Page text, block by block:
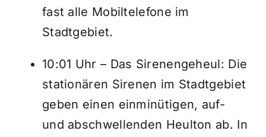
fast alle Mobiltelefone im
Stadtgebiet.
10:01 Uhr – Das Sirenengeheul: Die
stationären Sirenen im Stadtgebiet
geben einen einminütigen, auf-
und abschwellenden Heulton ab. In